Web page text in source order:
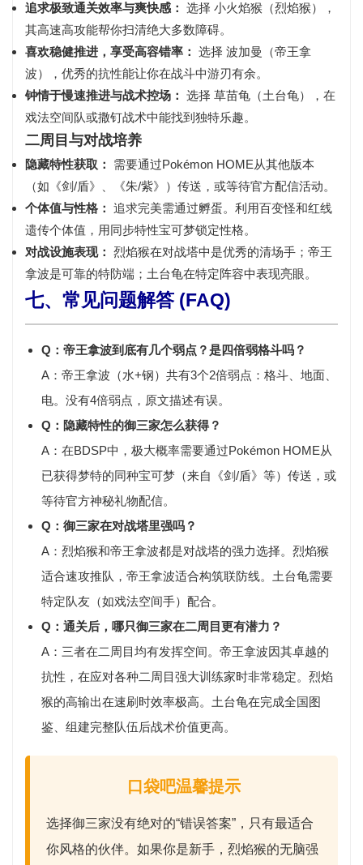
追求极致通关效率与爽快感： 选择 小火焰猴（烈焰猴）
，
其高速高攻能帮你扫清绝大多数障碍。
喜欢稳健推进，享受高容错率： 选择 波加曼（帝王拿
波）
，优秀的抗性能让你在战斗中游刃有余。
钟情于慢速推进与战术控场： 选择 草苗龟（土台龟）
，在
戏法空间队或撒钉战术中能找到独特乐趣。
二周目与对战培养
隐藏特性获取： 需要通过Pokémon HOME从其他版本
（如《剑/盾》、《朱/紫》）传送，或等待官方配信活动。
个体值与性格： 追求完美需通过孵蛋。利用百变怪和红线
遗传个体值，用同步特性宝可梦锁定性格。
对战设施表现： 烈焰猴在对战塔中是优秀的清场手；帝王
拿波是可靠的特防端；土台龟在特定阵容中表现亮眼。
七、常见问题解答 (FAQ)
Q：帝王拿波到底有几个弱点？是四倍弱格斗吗？
A：帝王拿波（水+钢）共有3个2倍弱点：格斗、地面、
电。 没有4倍弱点 ，原文描述有误。
Q：隐藏特性的御三家怎么获得？
A：在BDSP中，极大概率需要通过Pokémon HOME从
已获得梦特的同种宝可梦（来自《剑/盾》等）传送，或
等待官方神秘礼物配信。
Q：御三家在对战塔里强吗？
A：烈焰猴和帝王拿波都是对战塔的强力选择。烈焰猴
适合速攻推队，帝王拿波适合构筑联防线。土台龟需要
特定队友（如戏法空间手）配合。
Q：通关后，哪只御三家在二周目更有潜力？
A：三者在二周目均有发挥空间。帝王拿波因其卓越的
抗性，在应对各种二周目强大训练家时非常稳定。烈焰
猴的高输出在速刷时效率极高。土台龟在完成全国图
鉴、组建完整队伍后战术价值更高。
口袋吧温馨提示
选择御三家没有绝对的“错误答案”，只有最适合
你风格的伙伴。如果你是新手 ，烈焰猴的无脑强